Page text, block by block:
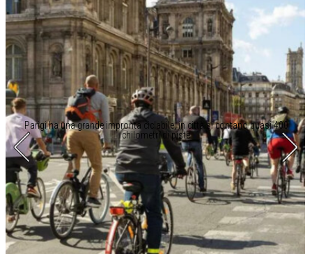
Parigi ha una grande impronta ciclabile, in città si contano quasi 400
chilometri di piste